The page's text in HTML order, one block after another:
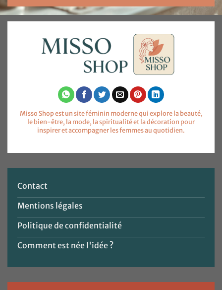
Misso Shop est un site féminin moderne qui explore la beauté,
le bien-être, la mode, la spiritualité et la décoration pour
inspirer et accompagner les femmes au quotidien.
Contact
Mentions légales
Politique de confidentialité
Comment est née l'idée ?